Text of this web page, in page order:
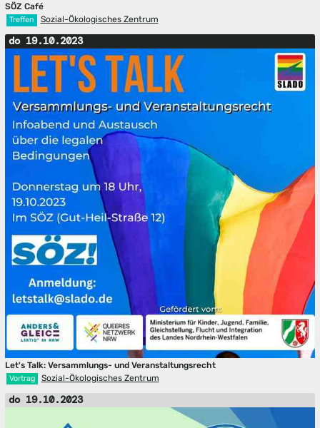
SÖZ Café
Treffen Sozial-Ökologisches Zentrum
do 19.10.2023
Let's Talk: Versammlungs- und Veranstaltungsrecht
Vortrag Sozial-Ökologisches Zentrum
do 19.10.2023